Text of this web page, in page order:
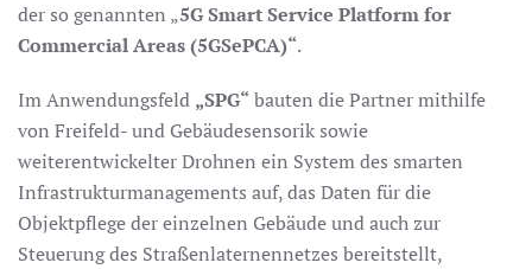
der so genannten „5G Smart Service Platform for
Commercial Areas (5GSePCA)“.
Im Anwendungsfeld „SPG“ bauten die Partner mithilfe
von Freifeld- und Gebäudesensorik sowie
weiterentwickelter Drohnen ein System des smarten
Infrastrukturmanagements auf, das Daten für die
Objektpflege der einzelnen Gebäude und auch zur
Steuerung des Straßenlaternennetzes bereitstellt,